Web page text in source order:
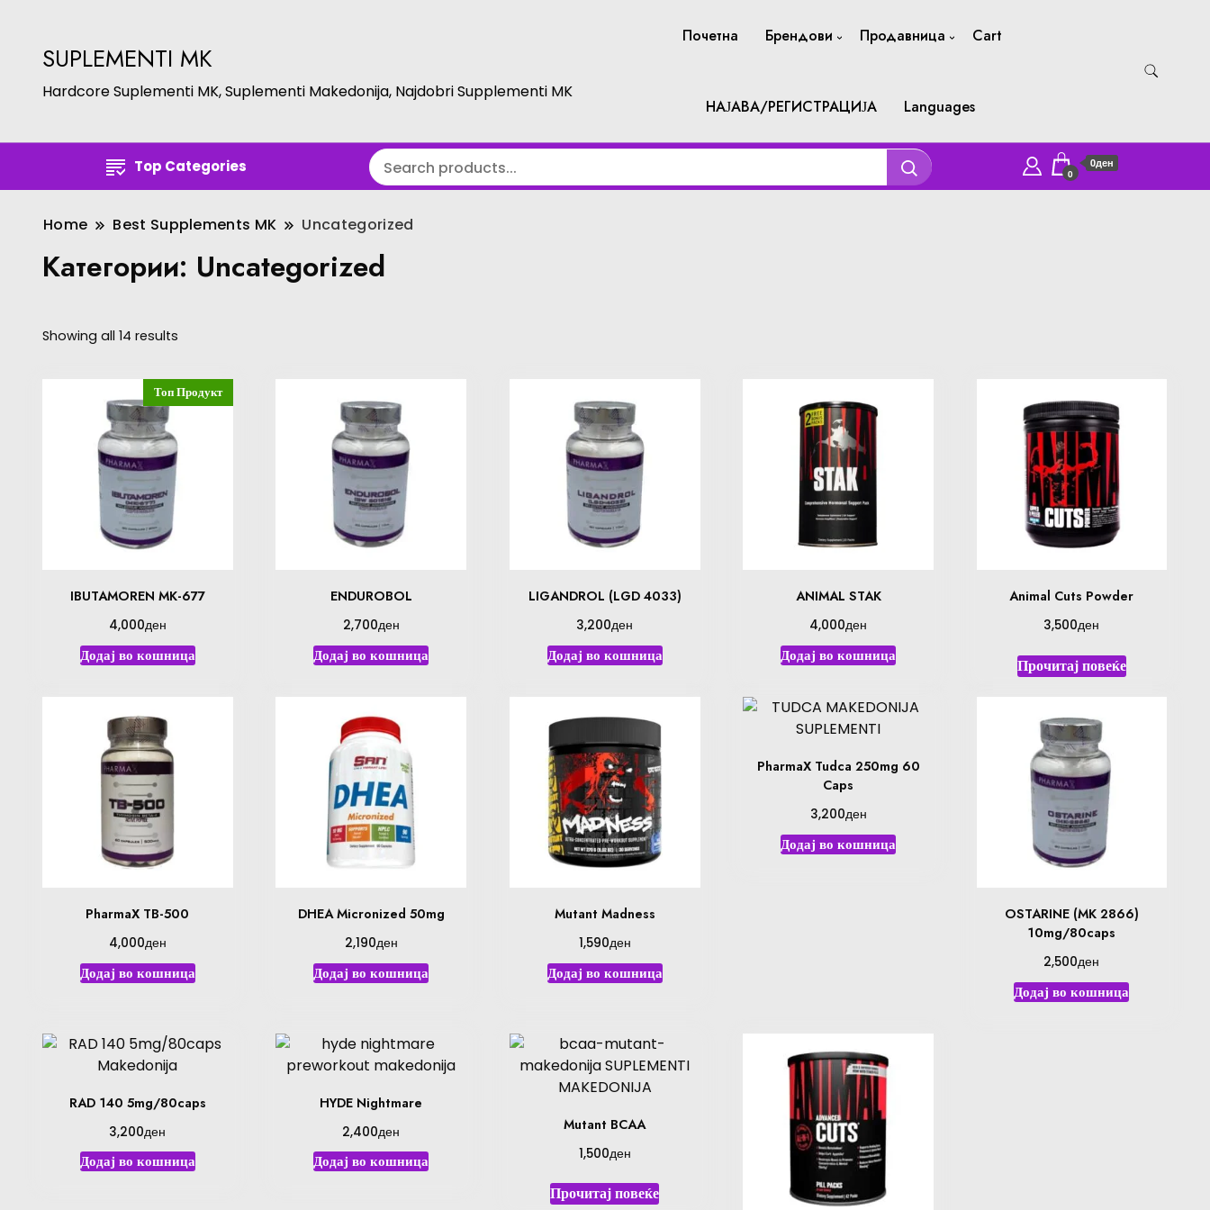
SUPLEMENTI MK
Hardcore Suplementi MK, Suplementi Makedonija, Najdobri Supplementi MK
Почетна Брендови Продавница Cart
НАЈАВА/РЕГИСТРАЦИЈА Languages
Top Categories 0
0ден
Home Best Supplements MK Uncategorized
Категории: Uncategorized
Showing all 14 results
Топ Продукт
IBUTAMOREN MK-677
4,000ден
Додај во кошница
ENDUROBOL
2,700ден
Додај во кошница
LIGANDROL (LGD 4033)
3,200ден
Додај во кошница
ANIMAL STAK
4,000ден
Додај во кошница
Animal Cuts Powder
3,500ден
Прочитај повеќе
PharmaX TB-500
4,000ден
Додај во кошница
DHEA Micronized 50mg
2,190ден
Додај во кошница
Mutant Madness
1,590ден
Додај во кошница
PharmaX Tudca 250mg 60
Caps
3,200ден
Додај во кошница
OSTARINE (MK 2866)
10mg/80caps
2,500ден
Додај во кошница
RAD 140 5mg/80caps
3,200ден
Додај во кошница
HYDE Nightmare
2,400ден
Додај во кошница
Mutant BCAA
1,500ден
Прочитај повеќе